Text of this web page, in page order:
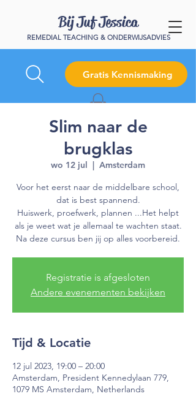
Bij Juf Jessica
REMEDIAL TEACHING & ONDERWIJSADVIES
Gratis Kennismaking
Slim naar de
brugklas
wo 12 jul
  |
Amsterdam
Voor het eerst naar de middelbare school,
dat is best spannend.
Huiswerk, proefwerk, plannen ...Het helpt
als je weet wat je allemaal te wachten staat.
Na deze cursus ben jij op alles voorbereid.
Registratie is afgesloten
Andere evenementen bekijken
Tijd & Locatie
12 jul 2023, 19:00 – 20:00
Amsterdam, President Kennedylaan 779,
1079 MS Amsterdam, Netherlands